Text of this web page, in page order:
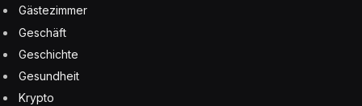
Gästezimmer
Geschäft
Geschichte
Gesundheit
Krypto